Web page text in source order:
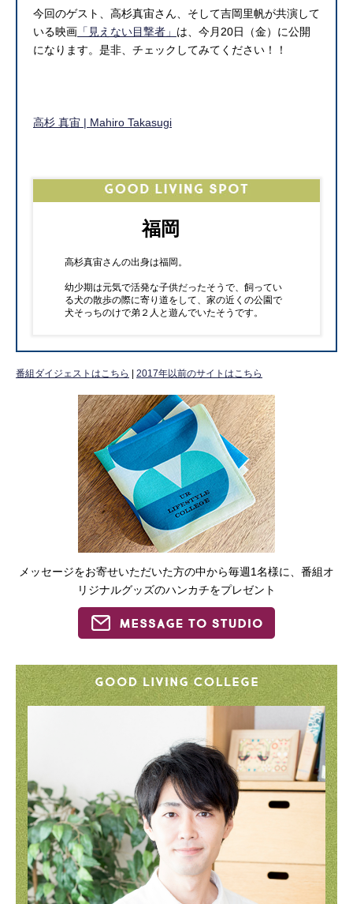
今回のゲスト、高杉真宙さん、そして吉岡里帆が共演して
いる映画 「見えない目撃者」 は、今月20日（金）に公開
になります。是非、チェックしてみてください！！
高杉 真宙 | Mahiro Takasugi
福岡
高杉真宙さんの出身は福岡。
幼少期は元気で活発な子供だったそうで、飼ってい
る犬の散歩の際に寄り道をして、家の近くの公園で
犬そっちのけで弟２人と遊んでいたそうです。
番組ダイジェストはこちら 2017年以前のサイトはこちら
メッセージをお寄せいただいた方の中から毎週1名様に、番組オ
リジナルグッズのハンカチをプレゼント